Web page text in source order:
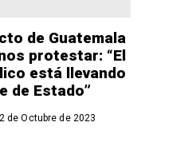
de Guatemala
protestar: “El
está llevando
de Estado”
de Octubre de 2023